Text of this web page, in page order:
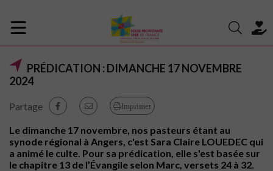
PRÉDICATION : DIMANCHE 17 NOVEMBRE
2024
Partage Imprimer
Le dimanche 17 novembre, nos pasteurs étant au
synode régional à Angers, c'est Sara Claire LOUEDEC qui
a animé le culte. Pour sa prédication, elle s'est basée sur
le chapitre 13 de l’Évangile selon Marc, versets 24 à 32.